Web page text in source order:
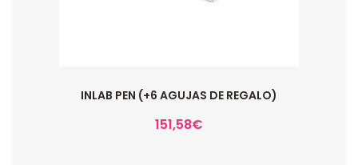
INLAB PEN (+6 AGUJAS DE REGALO)
151,58€